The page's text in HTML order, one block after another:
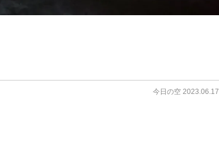
今日の空 2023.06.17